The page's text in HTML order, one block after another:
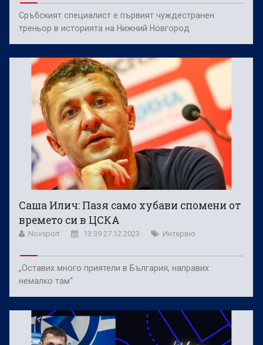
Сръбският специалист е първият чуждестранен
треньор в историята на Нижний Новгород
Саша Илич: Пазя само хубави спомени от
времето си в ЦСКА
Novsport 13:39 27.12.2023 Интервю
„Оставих много приятели в България, направих
немалко там“